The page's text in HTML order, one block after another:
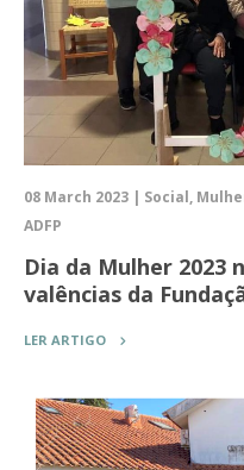
08 March 2023 | Social,
ADFP
Dia da Mulher 2023
valências da
LER ARTIGO